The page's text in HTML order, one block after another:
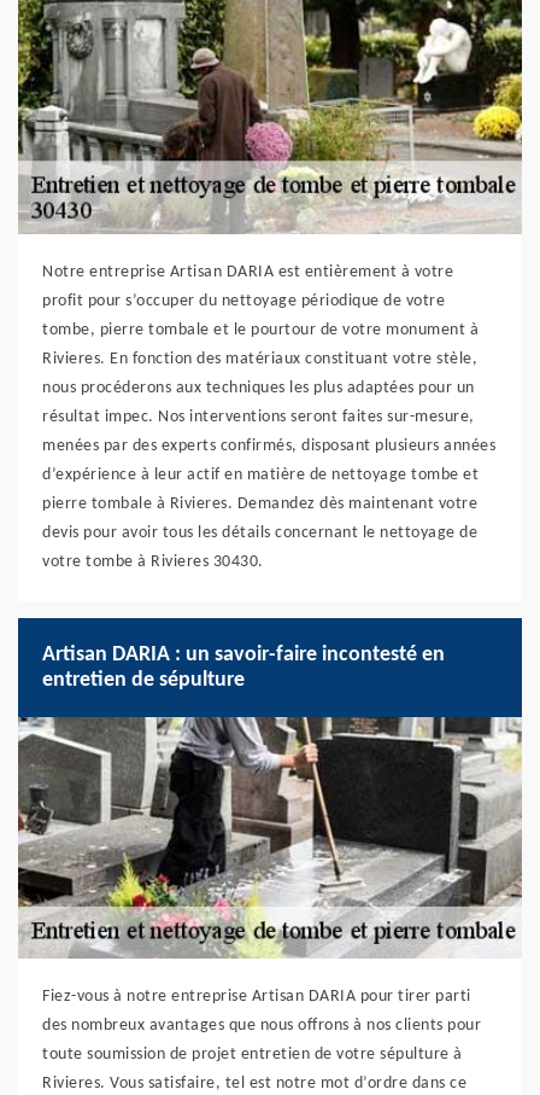
Notre entreprise Artisan DARIA est entièrement à votre
profit pour s’occuper du nettoyage périodique de votre
tombe, pierre tombale et le pourtour de votre monument à
Rivieres. En fonction des matériaux constituant votre stèle,
nous procéderons aux techniques les plus adaptées pour un
résultat impec. Nos interventions seront faites sur-mesure,
menées par des experts confirmés, disposant plusieurs années
d’expérience à leur actif en matière de nettoyage tombe et
pierre tombale à Rivieres. Demandez dès maintenant votre
devis pour avoir tous les détails concernant le nettoyage de
votre tombe à Rivieres 30430.
Artisan DARIA : un savoir-faire incontesté en
entretien de sépulture
Fiez-vous à notre entreprise Artisan DARIA pour tirer parti
des nombreux avantages que nous offrons à nos clients pour
toute soumission de projet entretien de votre sépulture à
Rivieres. Vous satisfaire, tel est notre mot d’ordre dans ce